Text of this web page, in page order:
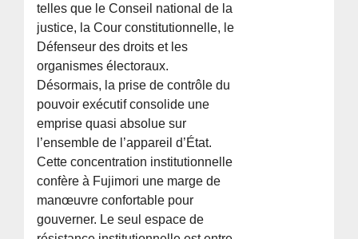
telles que le Conseil national de la
justice, la Cour constitutionnelle, le
Défenseur des droits et les
organismes électoraux.
Désormais, la prise de contrôle du
pouvoir exécutif consolide une
emprise quasi absolue sur
l’ensemble de l’appareil d’État.
Cette concentration institutionnelle
confère à Fujimori une marge de
manœuvre confortable pour
gouverner. Le seul espace de